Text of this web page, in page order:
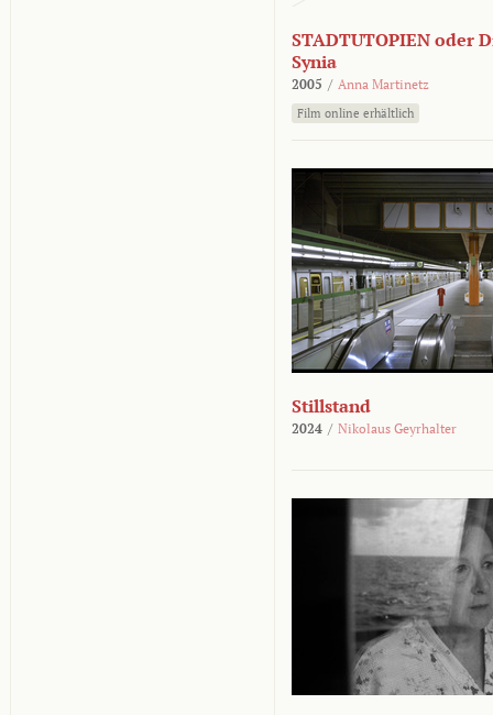
STADTUTOPIEN oder
Synia
2005 / Anna Martinetz
Film online erhältlich
Stillstand
2024 / Nikolaus Geyrhalter